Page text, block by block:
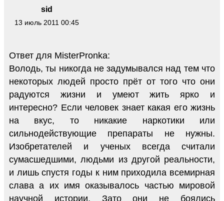
sid
13 июль 2011 00:45
Ответ для MisterPronka:
Володь, ты никогда не задумывался над тем что
некоторых людей просто прёт от того что они
радуются жизни и умеют жить ярко и
интересно? Если человек знает какая его жизнь
на вкус, то никакие наркотики или
сильнодействующие препараты не нужны.
Изобретателей и ученых всегда считали
сумасшедшими, людьми из другой реальности,
и лишь спустя годы к ним приходила всемирная
слава а их имя оказывалось частью мировой
научной истории. Зато они не боялись